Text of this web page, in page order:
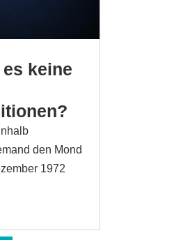
keine
den Mond
1972